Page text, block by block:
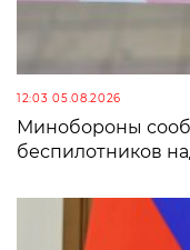
12:03 05.08.2026
Минобороны
беспилотников